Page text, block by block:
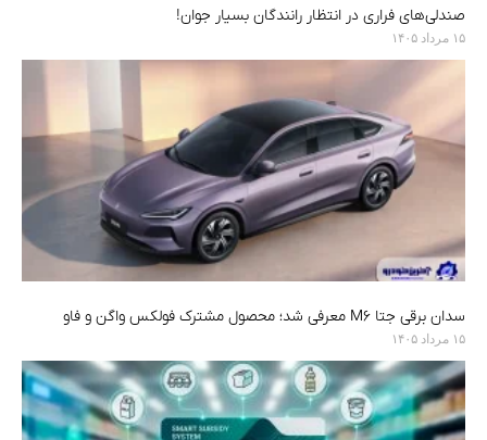
صندلی‌های فراری در انتظار رانندگان بسیار جوان!
۱۵ مرداد ۱۴۰۵
سدان برقی جتا M6 معرفی شد؛ محصول مشترک فولکس واگن و فاو
۱۵ مرداد ۱۴۰۵